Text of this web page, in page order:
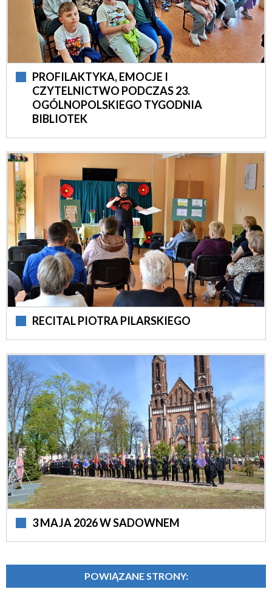
PROFILAKTYKA, EMOCJE I
CZYTELNICTWO PODCZAS 23.
OGÓLNOPOLSKIEGO TYGODNIA
BIBLIOTEK
RECITAL PIOTRA PILARSKIEGO
3 MAJA 2026 W SADOWNEM
POWIĄZANE STRONY: